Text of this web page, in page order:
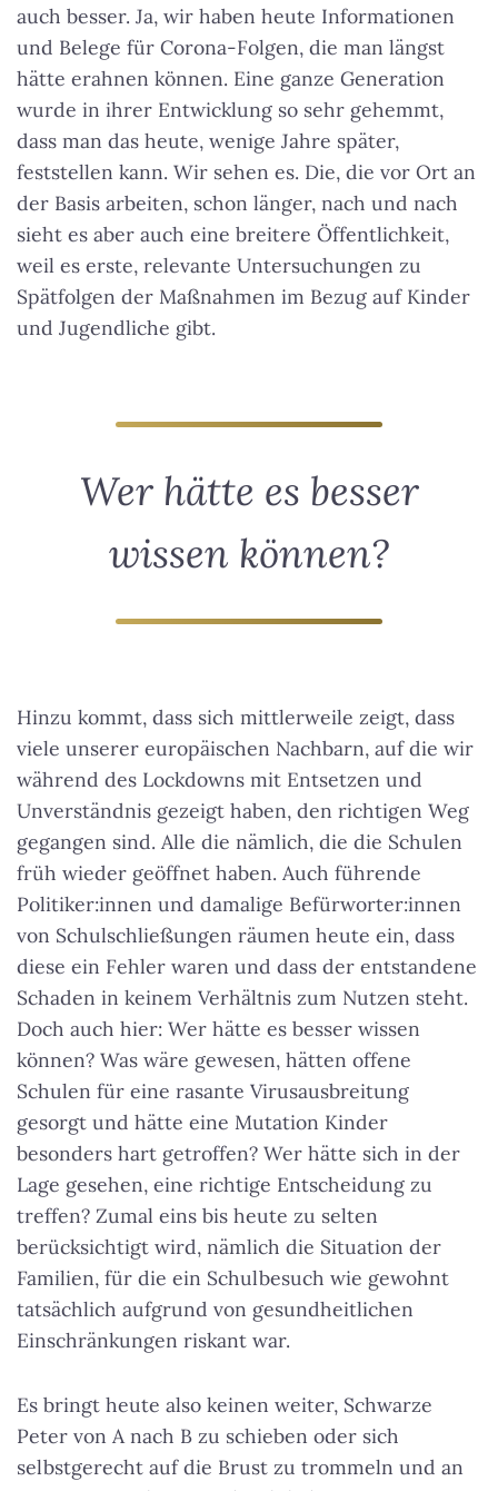
auch besser. Ja, wir haben heute Informationen
und Belege für Corona-Folgen, die man längst
hätte erahnen können. Eine ganze Generation
wurde in ihrer Entwicklung so sehr gehemmt,
dass man das heute, wenige Jahre später,
feststellen kann. Wir sehen es. Die, die vor Ort an
der Basis arbeiten, schon länger, nach und nach
sieht es aber auch eine breitere Öffentlichkeit,
weil es erste, relevante Untersuchungen zu
Spätfolgen der Maßnahmen im Bezug auf Kinder
und Jugendliche gibt.
Wer hätte es besser
wissen können?
Hinzu kommt, dass sich mittlerweile zeigt, dass
viele unserer europäischen Nachbarn, auf die wir
während des Lockdowns mit Entsetzen und
Unverständnis gezeigt haben, den richtigen Weg
gegangen sind. Alle die nämlich, die die Schulen
früh wieder geöffnet haben. Auch führende
Politiker:innen und damalige Befürworter:innen
von Schulschließungen räumen heute ein, dass
diese ein Fehler waren und dass der entstandene
Schaden in keinem Verhältnis zum Nutzen steht.
Doch auch hier: Wer hätte es besser wissen
können? Was wäre gewesen, hätten offene
Schulen für eine rasante Virusausbreitung
gesorgt und hätte eine Mutation Kinder
besonders hart getroffen? Wer hätte sich in der
Lage gesehen, eine richtige Entscheidung zu
treffen? Zumal eins bis heute zu selten
berücksichtigt wird, nämlich die Situation der
Familien, für die ein Schulbesuch wie gewohnt
tatsächlich aufgrund von gesundheitlichen
Einschränkungen riskant war.
Es bringt heute also keinen weiter, Schwarze
Peter von A nach B zu schieben oder sich
selbstgerecht auf die Brust zu trommeln und an